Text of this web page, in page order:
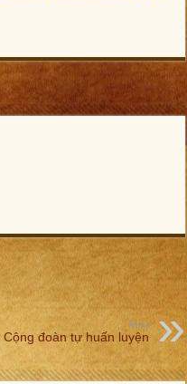
Next
Cộng đoàn tự huấn luyện